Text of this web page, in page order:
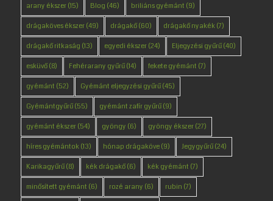
arany ékszer(15) Blog (46) briliáns gyémánt (9)
drágaköves ékszer(49) drágakő(60) drágakő nyakék(7)
drágakő ritkaság (13) egyedi ékszer(24) Eljegyzési gyűrű(40)
esküvő(8) Fehérarany gyűrű(14) fekete gyémánt (7)
gyémánt (52) Gyémánt eljegyzési gyűrű(45)
Gyémántgyűrű(55) gyémánt zafír gyűrű(9)
gyémánt ékszer(54) gyöngy (6) gyöngy ékszer(27)
híres gyémántok(13) hónap drágaköve(9) Jegygyűrű(24)
Karikagyűrű(8) kék drágakő(6) kék gyémánt (7)
minősített gyémánt (6) rozé arany (6) rubin (7)